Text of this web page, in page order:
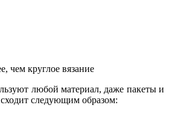
чем круглое вязание
любой материал, даже пакеты и
следующим образом: